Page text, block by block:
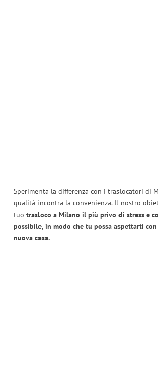
Sperimenta la differenza con i traslocatori di
qualità incontra la convenienza. Il nostro
tuo trasloco a Milano il più privo di stress e
possibile, in modo che tu possa aspettarti
nuova casa.